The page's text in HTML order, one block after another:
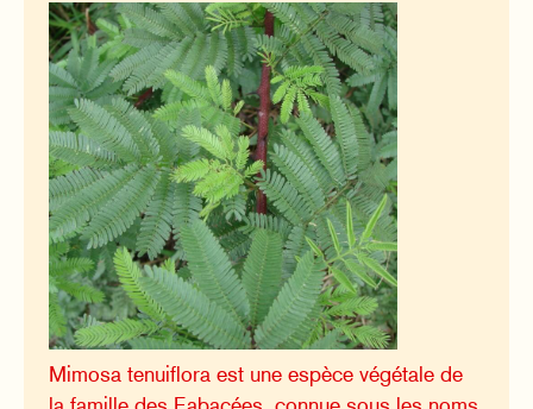
Mimosa tenuiflora est une espèce végétale de